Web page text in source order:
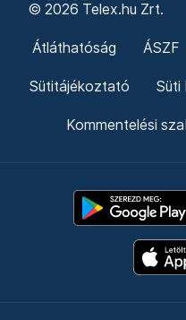
© 2026 Telex.hu Zrt.
Átláthatóság ÁSZF
Sütitájékoztató Süti
Kommentelési